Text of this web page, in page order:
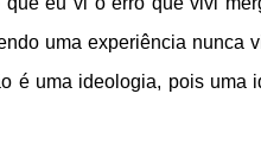
uma experiência nunca
é uma ideologia, pois uma